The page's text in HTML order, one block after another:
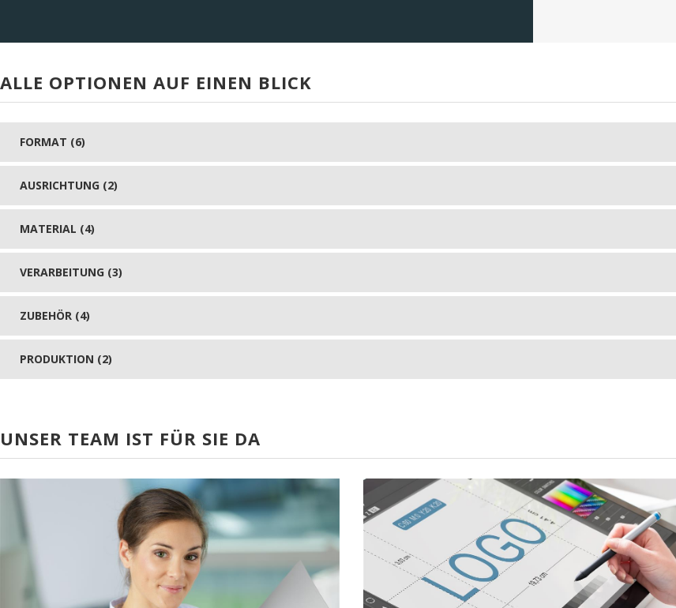
ALLE OPTIONEN AUF EINEN BLICK
FORMAT (6)
AUSRICHTUNG (2)
MATERIAL (4)
VERARBEITUNG (3)
ZUBEHÖR (4)
PRODUKTION (2)
UNSER TEAM IST FÜR SIE DA